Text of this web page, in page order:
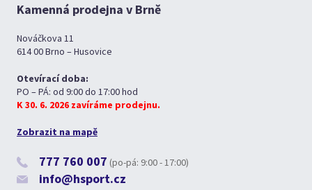
Kamenná prodejna v Brně
Nováčkova 11
614 00 Brno – Husovice
Otevírací doba:
PO – PÁ: od 9:00 do 17:00 hod
K 30. 6. 2026 zavíráme prodejnu.
Zobrazit na mapě
777 760 007 (po-pá: 9:00 - 17:00)
info@hsport.cz